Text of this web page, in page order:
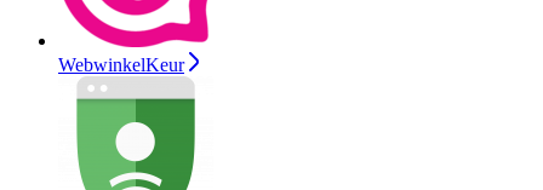
WebwinkelKeur